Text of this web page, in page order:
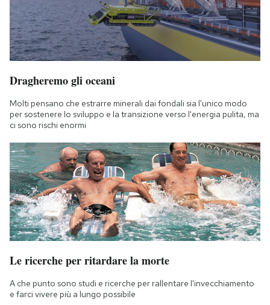
Dragheremo gli oceani
Molti pensano che estrarre minerali dai fondali sia l'unico modo
per sostenere lo sviluppo e la transizione verso l'energia pulita, ma
ci sono rischi enormi
Le ricerche per ritardare la morte
A che punto sono studi e ricerche per rallentare l'invecchiamento
e farci vivere più a lungo possibile